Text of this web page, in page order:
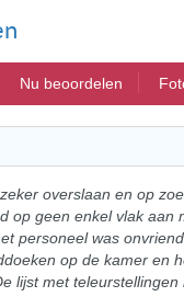
Nu beoordelen
overslaan en op
op geen enkel vlak aan
personeel was
op de kamer en
lijst met teleurstellingen